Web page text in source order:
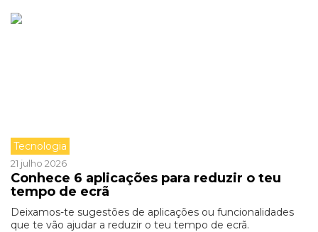
Tecnologia
21 julho 2026
Conhece 6 aplicações para reduzir o teu
tempo de ecrã
Deixamos-te sugestões de aplicações ou funcionalidades
que te vão ajudar a reduzir o teu tempo de ecrã.